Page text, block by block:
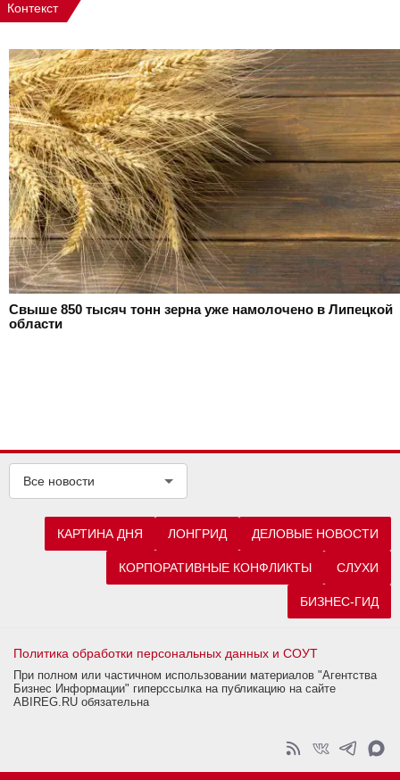
Контекст
Свыше 850 тысяч тонн зерна уже намолочено в Липецкой
области
Все новости
КАРТИНА ДНЯ ЛОНГРИД ДЕЛОВЫЕ НОВОСТИ
КОРПОРАТИВНЫЕ КОНФЛИКТЫ СЛУХИ
БИЗНЕС-ГИД
Политика обработки персональных данных и СОУТ
При полном или частичном использовании материалов "Агентства
Бизнес Информации" гиперссылка на публикацию на сайте
ABIREG.RU обязательна